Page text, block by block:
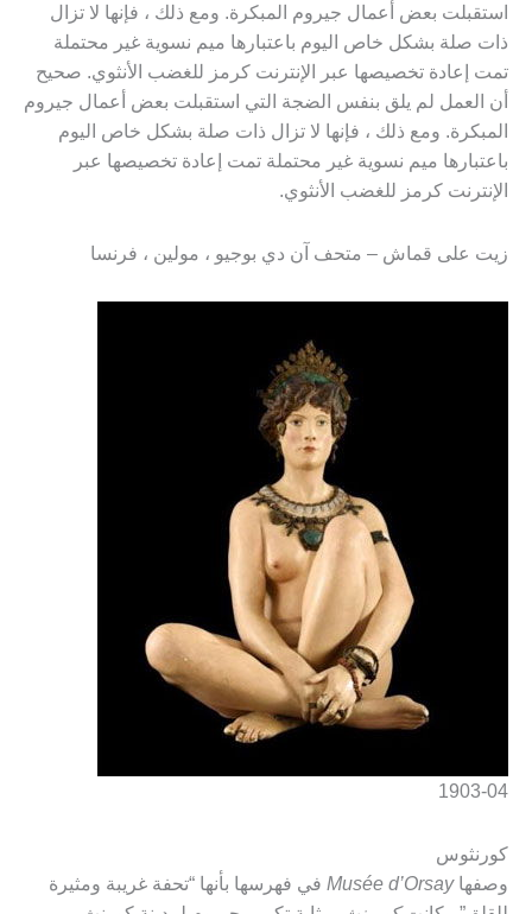
استقبلت بعض أعمال جيروم المبكرة. ومع ذلك ، فإنها لا تزال
ذات صلة بشكل خاص اليوم باعتبارها ميم نسوية غير محتملة
تمت إعادة تخصيصها عبر الإنترنت كرمز للغضب الأنثوي. صحيح
أن العمل لم يلق بنفس الضجة التي استقبلت بعض أعمال جيروم
المبكرة. ومع ذلك ، فإنها لا تزال ذات صلة بشكل خاص اليوم
باعتبارها ميم نسوية غير محتملة تمت إعادة تخصيصها عبر
الإنترنت كرمز للغضب الأنثوي.
زيت على قماش – متحف آن دي بوجيو ، مولين ، فرنسا
1903-04
كورنثوس
وصفهاMusée d’Orsay في فهرسها بأنها “تحفة غريبة ومثيرة